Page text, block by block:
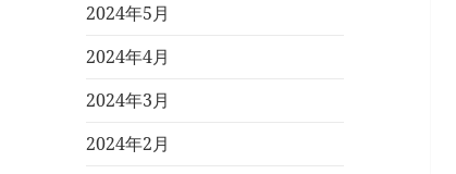
2024年5月
2024年4月
2024年3月
2024年2月